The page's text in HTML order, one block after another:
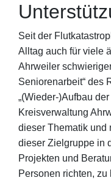
Seit der
Alltag auch für viele
Ahrweiler
Seniorenarbeit“ des
„(Wieder-)Aufbau
Kreisverwaltung
dieser Thematik und
dieser Zielgruppe in
Projekten und
Personen richten,